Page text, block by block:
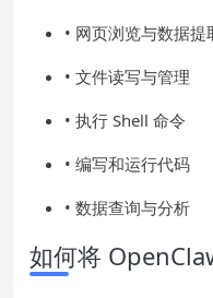
• 网页浏览与数据提
• 文件读写与管理
• 执行 Shell 命令
• 编写和运行代码
• 数据查询与分析
如何将